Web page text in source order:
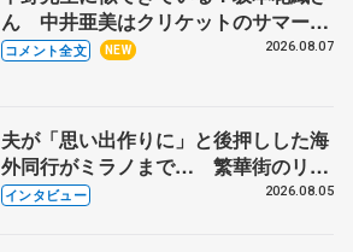
ん 中井亜美はクリケットのサマーキ
ャンプに 島田麻央はたくさん試合に
コメント全文 NEW 2026.08.07
夫が「思い出作りに」と後押しした海
外同行がミラノまで… 繁華街のリン
クでは不良のお兄さんも味方に 小林
インタビュー 2026.08.05